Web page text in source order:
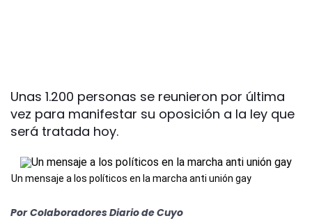
Unas 1.200 personas se reunieron por última
vez para manifestar su oposición a la ley que
será tratada hoy.
Un mensaje a los políticos en la marcha anti unión gay
Por Colaboradores Diario de Cuyo